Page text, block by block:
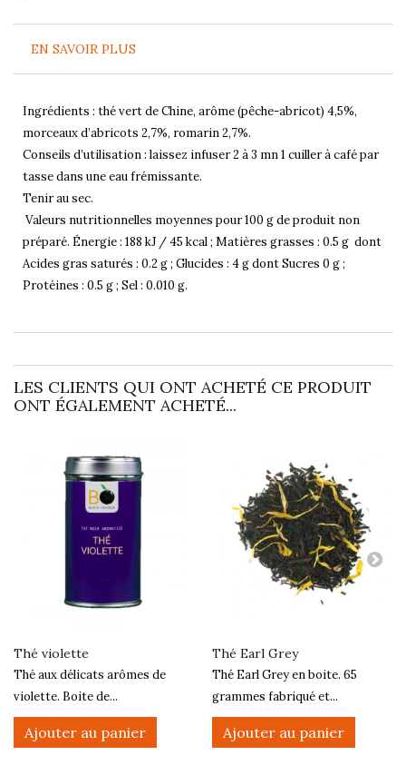
EN SAVOIR PLUS
Ingrédients : thé vert de Chine, arôme (pêche-abricot) 4,5%,
morceaux d’abricots 2,7%, romarin 2,7%.
Conseils d’utilisation : laissez infuser 2 à 3 mn 1 cuiller à café par
tasse dans une eau frémissante.
Tenir au sec.
Valeurs nutritionnelles moyennes pour 100 g de produit non
préparé. Énergie : 188 kJ / 45 kcal ; Matières grasses : 0.5 g dont
Acides gras saturés : 0.2 g ; Glucides : 4 g dont Sucres 0 g ;
Protéines : 0.5 g ; Sel : 0.010 g.
LES CLIENTS QUI ONT ACHETÉ CE PRODUIT
ONT ÉGALEMENT ACHETÉ...
Thé violette
Thé aux délicats arômes de
violette. Boite de...
Ajouter au panier
Thé Earl Grey
Thé Earl Grey en boite. 65
grammes fabriqué et...
Ajouter au panier